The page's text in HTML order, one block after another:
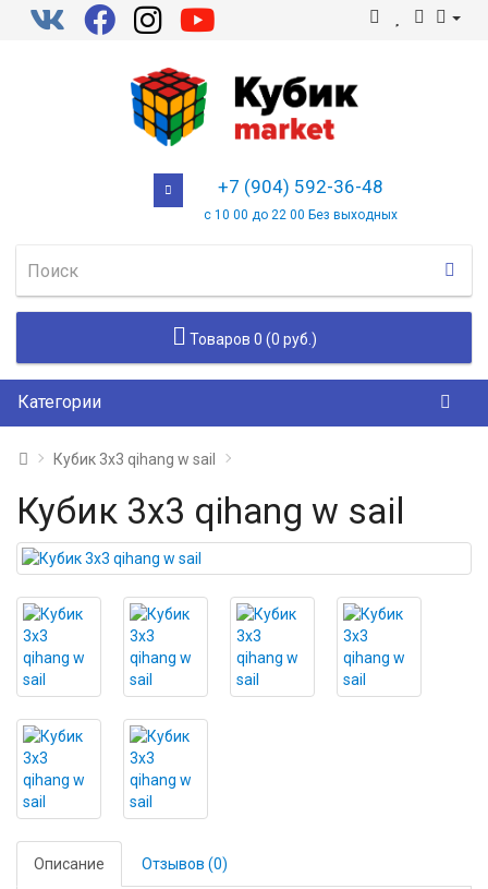
+7 (904) 592-36-48
с 10 00 до 22 00 Без выходных
Товаров 0 (0 руб.)
Категории
Кубик 3х3 qihang w sail
Кубик 3х3 qihang w sail
Описание Отзывов (0)